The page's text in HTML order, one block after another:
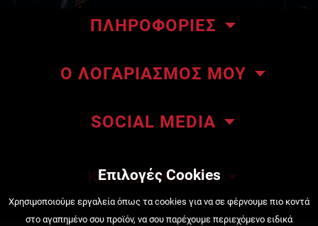
ΠΛΗΡΟΦΟΡΙΕΣ
About ΜΜΑteam
Όροι Χρήσης
Τρόποι πληρωμής
Ο ΛΟΓΑΡΙΑΣΜΟΣ ΜΟΥ
SOCIAL MEDIA
ΚΑΤΑΣΤΗΜΑΤΑ
Πειραιάς, Κουντουριώτου 222
Επιλογές Cookies
Χρησιμοποιούμε εργαλεία όπως τα cookies για να σε φέρνουμε πιο κοντά
στο αγαπημένο σου προϊόν, να σου παρέχουμε περιεχόμενο ειδικά